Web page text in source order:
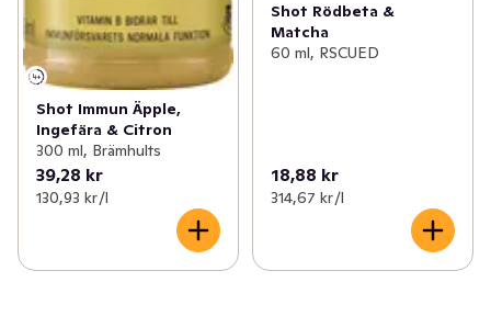
Shot Immun Äpple,
Ingefära & Citron
300 ml, Brämhults
39,28 kr
130,93 kr /l
Shot Rödbeta &
Matcha
60 ml, RSCUED
18,88 kr
314,67 kr /l